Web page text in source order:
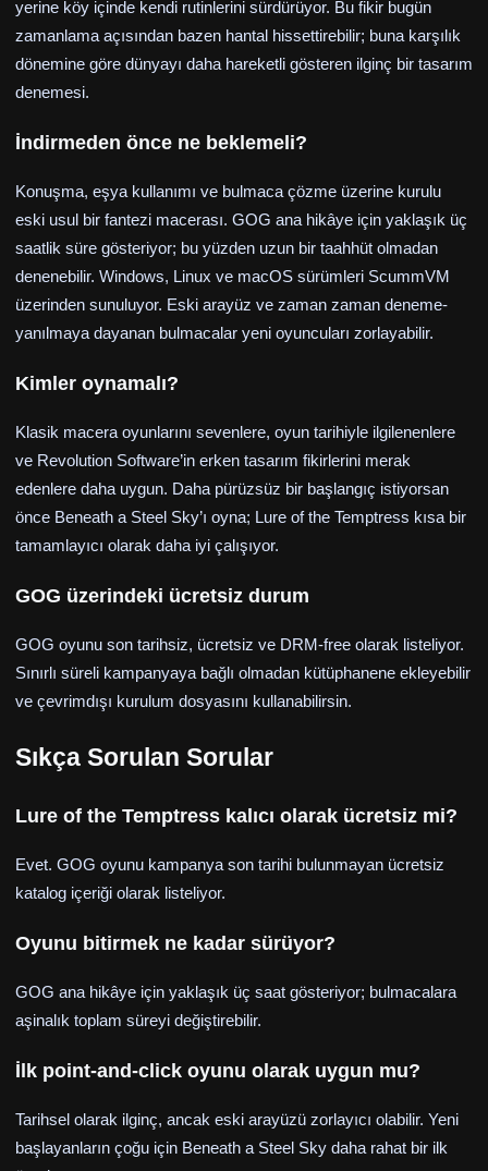
yerine köy içinde kendi rutinlerini sürdürüyor. Bu fikir bugün
zamanlama açısından bazen hantal hissettirebilir; buna karşılık
dönemine göre dünyayı daha hareketli gösteren ilginç bir tasarım
denemesi.
İndirmeden önce ne beklemeli?
Konuşma, eşya kullanımı ve bulmaca çözme üzerine kurulu
eski usul bir fantezi macerası. GOG ana hikâye için yaklaşık üç
saatlik süre gösteriyor; bu yüzden uzun bir taahhüt olmadan
denenebilir. Windows, Linux ve macOS sürümleri ScummVM
üzerinden sunuluyor. Eski arayüz ve zaman zaman deneme-
yanılmaya dayanan bulmacalar yeni oyuncuları zorlayabilir.
Kimler oynamalı?
Klasik macera oyunlarını sevenlere, oyun tarihiyle ilgilenenlere
ve Revolution Software’in erken tasarım fikirlerini merak
edenlere daha uygun. Daha pürüzsüz bir başlangıç istiyorsan
önce Beneath a Steel Sky’ı oyna; Lure of the Temptress kısa bir
tamamlayıcı olarak daha iyi çalışıyor.
GOG üzerindeki ücretsiz durum
GOG oyunu son tarihsiz, ücretsiz ve DRM-free olarak listeliyor.
Sınırlı süreli kampanyaya bağlı olmadan kütüphanene ekleyebilir
ve çevrimdışı kurulum dosyasını kullanabilirsin.
Sıkça Sorulan Sorular
Lure of the Temptress kalıcı olarak ücretsiz mi?
Evet. GOG oyunu kampanya son tarihi bulunmayan ücretsiz
katalog içeriği olarak listeliyor.
Oyunu bitirmek ne kadar sürüyor?
GOG ana hikâye için yaklaşık üç saat gösteriyor; bulmacalara
aşinalık toplam süreyi değiştirebilir.
İlk point-and-click oyunu olarak uygun mu?
Tarihsel olarak ilginç, ancak eski arayüzü zorlayıcı olabilir. Yeni
başlayanların çoğu için Beneath a Steel Sky daha rahat bir ilk